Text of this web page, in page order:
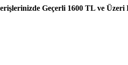
Geçerli 1600 TL ve Üzeri Kargo